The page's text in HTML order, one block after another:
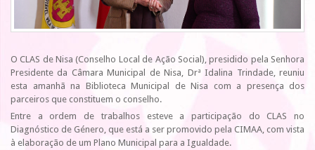
O CLAS de Nisa (Conselho Local de Ação Social), presidido pela Senhora
Presidente da Câmara Municipal de Nisa, Drª Idalina Trindade, reuniu
esta amanhã na Biblioteca Municipal de Nisa com a presença dos
parceiros que constituem o conselho.
Entre a ordem de trabalhos esteve a participação do CLAS no
Diagnóstico de Género, que está a ser promovido pela CIMAA, com vista
à elaboração de um Plano Municipal para a Igualdade.